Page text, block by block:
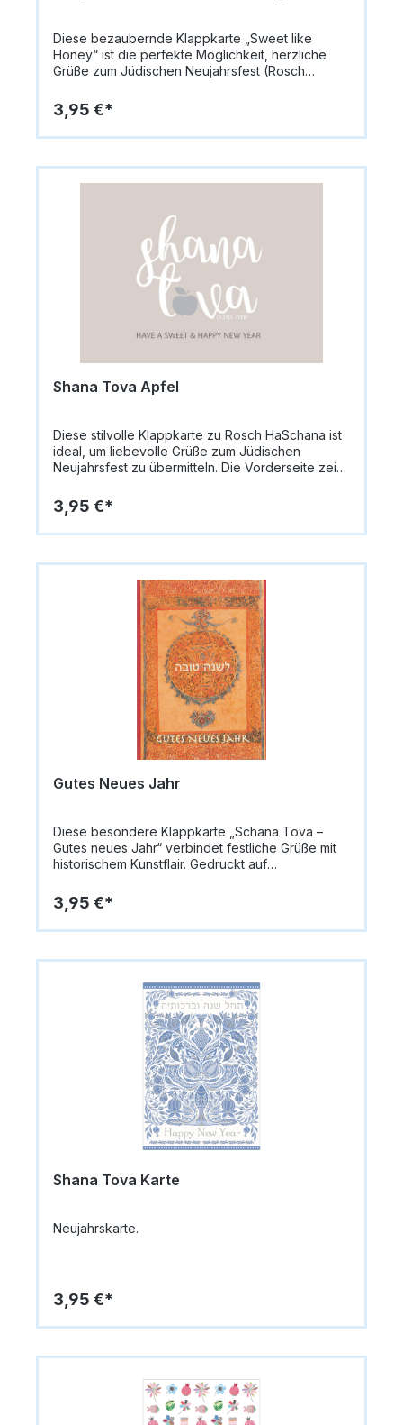
Diese bezaubernde Klappkarte „Sweet like
Honey“ ist die perfekte Möglichkeit, herzliche
Grüße zum Jüdischen Neujahrsfest (Rosch
einen goldenen Schriftzug „Sweet like Honey“
auf einem gestreiften Hintergrund in Pink und
Gelb, was der Karte eine fröhliche und festliche
Design stilvoll hervorgehoben – eine elegante
Mischung aus modernem und festlichem
besteht aus hochwertigem Papier (335 g/m²). Im
Lieferumfang ist ein passender Umschlag
enthalten. Innen bleibt die Karte blanko, sodass
persönliche Grüße individuell eingetragen
werden können.Format: 14,8 x 10,5 cm
(A6)Papiergewicht: 335 g/m²Innen: blanko für
persönliche NachrichtenVerzierung:
GoldprägungMotiv: Gestreifter Hintergrund in Pink
UmschlagAnlass: Rosch HaSchana / Jüdisches
Neujahrsfest
3,95 €*
Shana Tova Apfel
Diese stilvolle Klappkarte zu Rosch HaSchana ist
ideal, um liebevolle Grüße zum Jüdischen
Neujahrsfest zu übermitteln. Die Vorderseite zeigt
„Shana Tova“ und „Have a Sweet and Happy
New Year“, wobei das „O“ in Shana Tova als
angedeuteter Apfel gestaltet ist – ein
Karte ist mit Silberprägung veredelt und wird mit
einem passenden Umschlag geliefert. Innen bleibt
die Karte blanko, sodass persönliche Grüße
individuell eingetragen werden können. Die
hochwertigen Materialien sorgen für eine
elegante Haptik und ein festliches Design.Format:
14,8 x 10,5 cm (A6)Papiergewicht: 335 g/m²Innen:
blanko für persönliche NachrichtenVerzierung:
SilberprägungMotiv: Beiger Hintergrund,
Schriftzug „Shana Tova“ mit Apfel-O, „Have a
Sweet and Happy New Year“Lieferung: inkl.
UmschlagAnlass: Rosch HaSchana / Jüdisches
3,95 €*
Gutes Neues Jahr
Diese besondere Klappkarte „Schana Tova –
Gutes neues Jahr“ verbindet festliche Grüße mit
historischem Kunstflair. Gedruckt auf
überzeugt die Karte durch ihre stabile Haptik und
edle Optik.Die Vorderseite zeigt klassische
jüdische Buchmalerei aus dem Jemen, 1475, und
neues Jahr“, was der Karte eine einzigartige
ist die Karte blanko, sodass persönliche
Botschaften individuell eingefügt werden können.
Geliefert wird die Karte mit einem passenden
Briefumschlag (B6, 17,6 x 12,5 cm) – ideal zum
Verschenken oder Verschicken.Format Karte: 12,0
x 16,5 cmFormat Briefumschlag: B6, 17,6 x 12,5
cmPapier: Premium Designpapier, 300 g/qmInnen:
blanko für persönliche GrüßeMotiv: Jüdische
Buchmalerei, Jemen 1475, Schriftzug „Schana
Tova“ und „Gutes neues Jahr“Anlass: Jüdisches
3,95 €*
Shana Tova Karte
Neujahrskarte.
3,95 €*